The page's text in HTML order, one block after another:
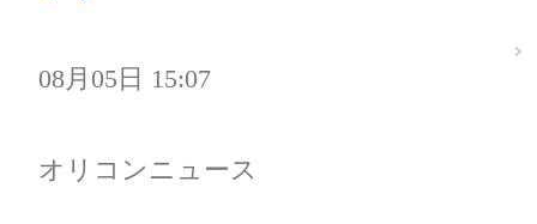
08月05日 15:07
オリコンニュース